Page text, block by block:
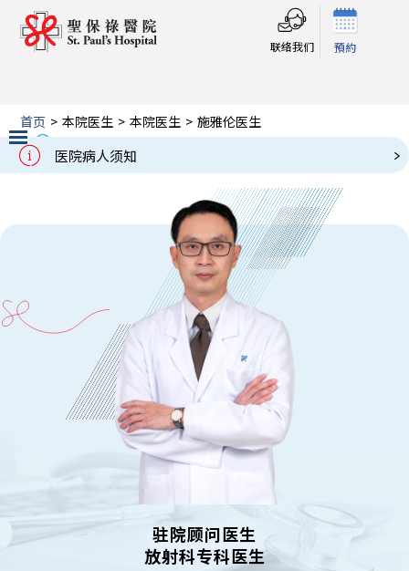
联络我们 預約
医院病人须知
Slide 2 of 3.
首页 > 本院医生 > 本院医生 > 施雅伦医生
施雅伦医生
驻院顾问医生
放射科专科医生